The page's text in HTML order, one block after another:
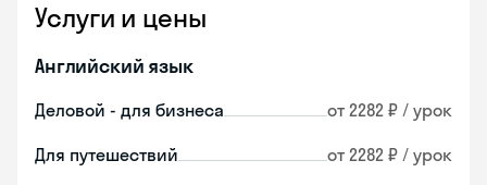
Услуги и цены
Английский язык
Деловой - для бизнеса от 2282 ₽ / урок
Для путешествий от 2282 ₽ / урок